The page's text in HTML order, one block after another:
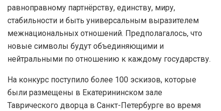
равноправному партнёрству, единству, миру,
стабильности и быть универсальным выразителем
межнациональных отношений. Предполагалось, что
новые символы будут объединяющими и
нейтральными по отношению к каждому государству.
На конкурс поступило более 100 эскизов, которые
были размещены в Екатерининском зале
Таврического дворца в Санкт-Петербурге во время